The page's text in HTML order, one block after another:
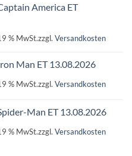
America ET
% MwSt.zzgl. Versandkosten
Man ET 13.08.2026
% MwSt.zzgl. Versandkosten
Man ET 13.08.2026
% MwSt.zzgl. Versandkosten